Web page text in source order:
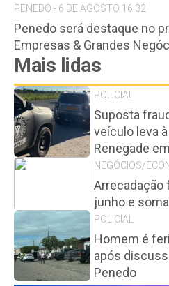
PENEDO - 6 DE AGOSTO 16:32
Penedo será destaque no
Empresas & Grandes
Mais lidas
POLICIAL
Suposta
veículo leva
Renegade
NEGÓCIOS/
Arrecadação
junho e
POLICIAL
Homem é
após
Penedo